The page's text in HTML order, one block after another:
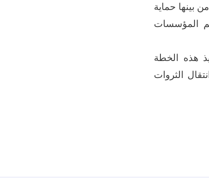
بينها حماية
المؤسسات
هذه الخطة
الثروات